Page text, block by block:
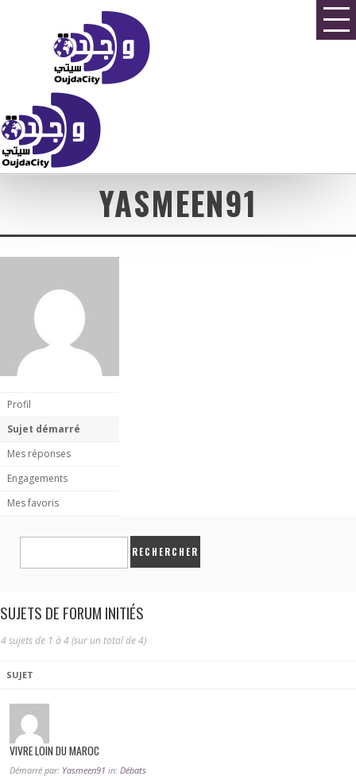
YASMEEN91
Profil
Sujet démarré
Mes réponses
Engagements
Mes favoris
SUJETS DE FORUM INITIÉS
4 sujets de 1 à 4 (sur un total de 4)
SUJET
VIVRE LOIN DU MAROC
Démarré par: Yasmeen91 in: Débats